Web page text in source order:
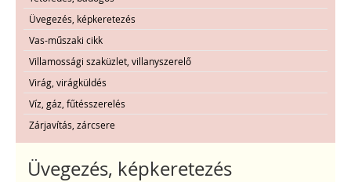
Üvegezés, képkeretezés
Vas-műszaki cikk
Villamossági szaküzlet, villanyszerelő
Virág, virágküldés
Víz, gáz, fűtésszerelés
Zárjavítás, zárcsere
Üvegezés, képkeretezés